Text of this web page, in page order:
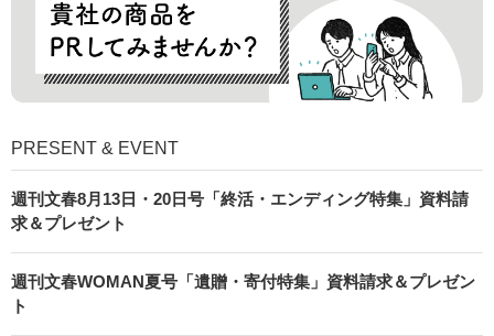
PRESENT & EVENT
週刊文春8月13日・20日号「終活・エンディング特集」資料請
求＆プレゼント
週刊文春WOMAN夏号「遺贈・寄付特集」資料請求＆プレゼン
ト